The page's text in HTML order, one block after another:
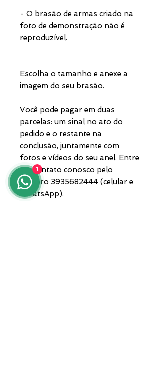
- O brasão de armas criado na
foto de demonstração não é
reproduzível.
Escolha o tamanho e anexe a
imagem do seu brasão.
Você pode pagar em duas
parcelas: um sinal no ato do
pedido e o restante na
conclusão, juntamente com
fotos e vídeos do seu anel. Entre
em contato conosco pelo
número 3935682444 (celular e
WhatsApp).
1